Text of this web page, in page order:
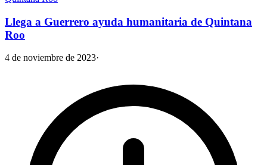
Llega a Guerrero ayuda humanitaria de Quintana
Roo
4 de noviembre de 2023·